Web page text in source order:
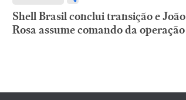
Shell Brasil conclui transição e
Rosa assume comando da